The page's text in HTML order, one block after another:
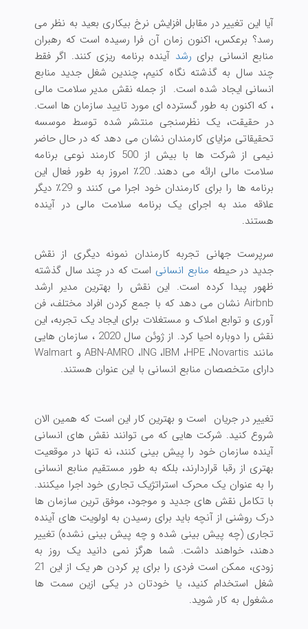
آیا این تغییر در مقابل افزایش نرخ بیکاری بعید به نظر می
رسد؟ برعکس، اکنون زمان آن فرا رسیده است که رهبران
منابع انسانی برای رشد آینده برنامه ریزی کنند. اگر فقط
چند سال به گذشته نگاه کنیم، چندین شغل جدید منابع
انسانی ایجاد شده است. از جمله نقش مدیر سلامت مالی
، که اکنون به طور گسترده ای مورد تایید سازمان ها است.
در حقیقت، یک نظرسنجی منتشر شده توسط موسسه
تحقیقاتی مزایای کارمندان نشان می دهد که در حال حاضر
نیمی از شرکت ها با بیش از 500 کارمند نوعی برنامه
سلامت مالی ارائه می دهند. 20٪ امروز به طور فعال این
برنامه ها را برای کارمندان خود اجرا می کنند و 29٪ دیگر
علاقه مند به اجرای یک برنامه سلامت مالی در آینده
هستند.
سرپرست جهانی تجربه کارمندان نمونه دیگری از نقش
جدید در حیطه منابع انسانی است که در چند سال گذشته
ظهور پیدا کرده است. این نقش را بهترین مدیر ارشد
Airbnb نشان می دهد که با جمع کردن افراد مختلف، فن
آوری و توابع املاک و مستغلات برای ایجاد یک تجربه، این
نقش را دوباره احیا کرد. از ژوئن سال 2020 ، سازمان هایی
مانند ABN-AMRO ،ING ،IBM ،HPE ،Novartis و Walmart
دارای متخصصان منابع انسانی با این عنوان هستند.
تغییر در جریان است و بهترین کار این است که همین الان
شروع کنید. شرکت هایی که می توانند نقش های انسانی
آینده سازمان خود را پیش بینی کنند، نه تنها در موقعیت
بهتری از رقبا قراردارند، بلکه به طور مستقیم منابع انسانی
را به عنوان یک محرک استراتژیک تجاری خود اجرا میکنند.
با تکامل نقش های جدید و موجود، موفق ترین سازمان ها
درک روشنی از آنچه باید برای رسیدن به اولویت های آینده
تجاری (چه پیش بینی شده و چه پیش بینی نشده) تغییر
دهند، خواهند داشت. شما هرگز نمی دانید یک روز به
زودی، ممکن است فردی را برای پر کردن هر یک از این 21
شغل استخدام کنید، یا خودتان در یکی ازین سمت ها
مشغول به کار شوید.